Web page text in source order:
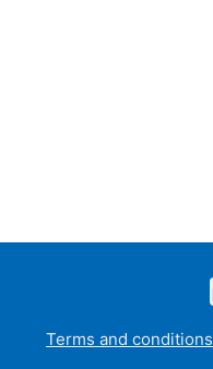
Terms and conditions